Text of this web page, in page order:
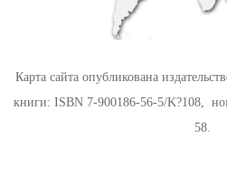
Карта сайта опубликована
книги: ISBN 7-900186-56-5/K?108,
58.